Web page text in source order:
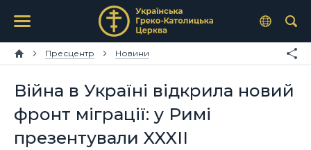
Пресцентр Новини
Війна в Україні відкрила новий
фронт міграції: у Римі
презентували XXXII